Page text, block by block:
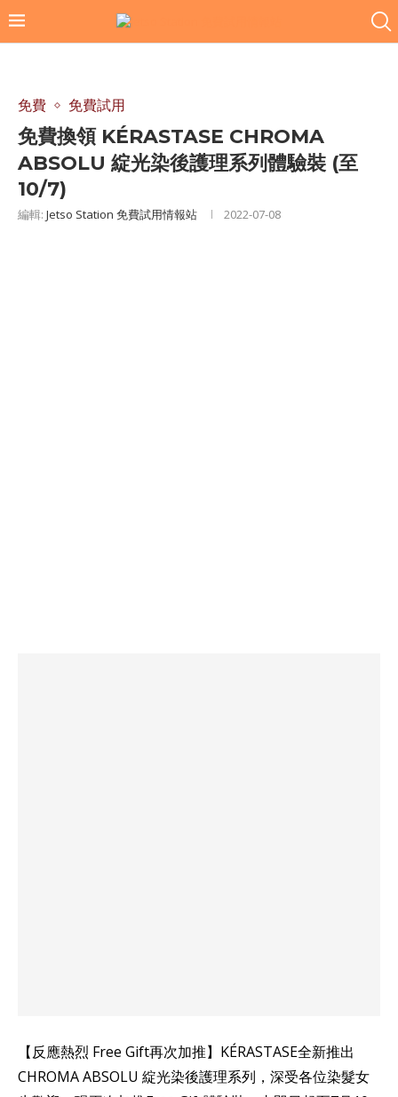
免費 免費試用
免費換領 KÉRASTASE CHROMA
ABSOLU 綻光染後護理系列體驗裝 (至
10/7)
編輯: Jetso Station 免費試用情報站 2022-07-08
【反應熱烈 Free Gift再次加推】KÉRASTASE全新推出
CHROMA ABSOLU 綻光染後護理系列，深受各位染髮女